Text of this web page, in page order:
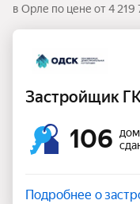
в Орле по цене от 4 219
Застройщик
106
Подробнее о